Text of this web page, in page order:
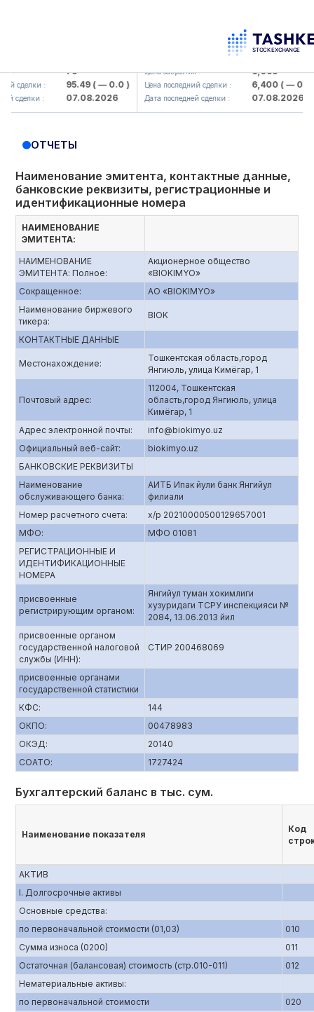
79
: 95.49( — 0.0 )
: 07.08.2026
UZMK (<O'zmetkombinat> AJ)
Цена закрытия : 6,099
Цена последний сделки : 6,400( — 0.0 )
Дата последней сделки : 07.08.2026
ОТЧЕТЫ
Наименование эмитента, контактные данные,
банковские реквизиты, регистрационные и
идентификационные номера
НАИМЕНОВАНИЕ
ЭМИТЕНТА:
НАИМЕНОВАНИЕ
ЭМИТЕНТА: Полное:
Акционерное общество
«BIOKIMYO»
Сокращенное:
АО «BIOKIMYO»
Наименование биржевого
тикера:
BIOK
КОНТАКТНЫЕ ДАННЫЕ
Местонахождение:
Тошкентская область,город
Янгиюль, улица Кимёгар, 1
Почтовый адрес:
112004, Тошкентская
область,город Янгиюль, улица
Кимёгар, 1
Адрес электронной почты:
info@biokimyo.uz
Официальный веб-сайт:
biokimyo.uz
БАНКОВСКИЕ РЕКВИЗИТЫ
Наименование
обслуживающего банка:
АИТБ Ипак йули банк Янгийул
филиали
Номер расчетного счета:
х/р 20210000500129657001
МФО:
МФО 01081
РЕГИСТРАЦИОННЫЕ И
ИДЕНТИФИКАЦИОННЫЕ
НОМЕРА
присвоенные
регистрирующим органом:
Янгийул туман хокимлиги
хузуридаги ТСРУ инспекцияси №
2084, 13.06.2013 йил
присвоенные органом
государственной налоговой
службы (ИНН):
СТИР 200468069
присвоенные органами
государственной статистики
КФС:
144
ОКПО:
00478983
ОКЭД:
20140
СОАТО:
1727424
Бухгалтерский баланс в тыс. сум.
Наименование показателя
Код
АКТИВ
I. Долгосрочные активы
Основные средства:
по первоначальной стоимости (01,03)
010
Сумма износа (0200)
011
Остаточная (балансовая) стоимость (стр.010-011)
012
Нематериальные активы:
по первоначальной стоимости
020